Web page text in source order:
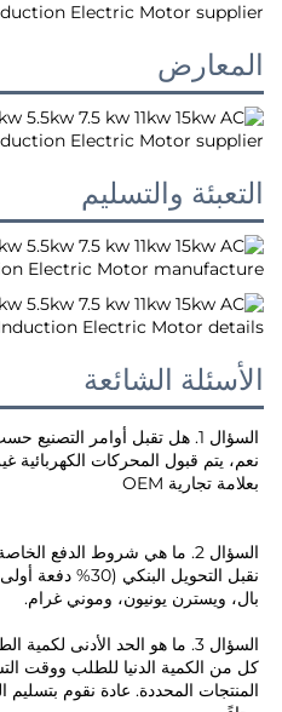
المعارض
التعبئة والتسليم
الأسئلة الشائعة
السؤال 1. هل تقبل أوامر التصنيع حسب الطلب؟
بعلامة تجارية OEM
السؤال 2. ما هي شروط الدفع الخاصة بك؟
بال، ويسترن يونيون، وموني غرام.
السؤال 3. ما هو الحد الأدنى لكمية الطلب؟ كم مدة وقت التسليم؟